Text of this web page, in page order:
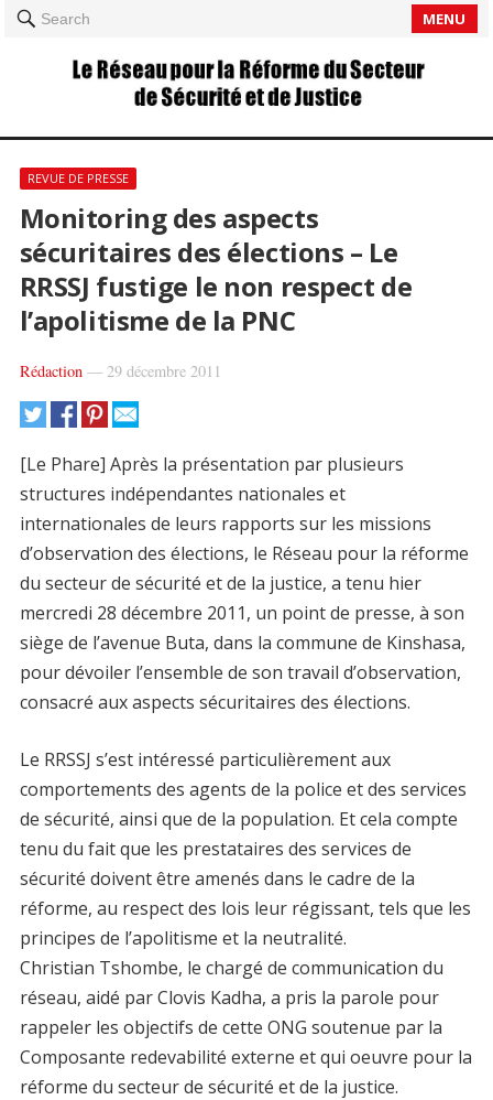
Search MENU
REVUE DE PRESSE
Monitoring des aspects
sécuritaires des élections – Le
RRSSJ fustige le non respect de
l’apolitisme de la PNC
Rédaction— 29 décembre 2011
[Le Phare] Après la présentation par plusieurs
structures indépendantes nationales et
internationales de leurs rapports sur les missions
d’observation des élections, le Réseau pour la réforme
du secteur de sécurité et de la justice, a tenu hier
mercredi 28 décembre 2011, un point de presse, à son
siège de l’avenue Buta, dans la commune de Kinshasa,
pour dévoiler l’ensemble de son travail d’observation,
consacré aux aspects sécuritaires des élections.
Le RRSSJ s’est intéressé particulièrement aux
comportements des agents de la police et des services
de sécurité, ainsi que de la population. Et cela compte
tenu du fait que les prestataires des services de
sécurité doivent être amenés dans le cadre de la
réforme, au respect des lois leur régissant, tels que les
principes de l’apolitisme et la neutralité.
Christian Tshombe, le chargé de communication du
réseau, aidé par Clovis Kadha, a pris la parole pour
rappeler les objectifs de cette ONG soutenue par la
Composante redevabilité externe et qui oeuvre pour la
réforme du secteur de sécurité et de la justice.